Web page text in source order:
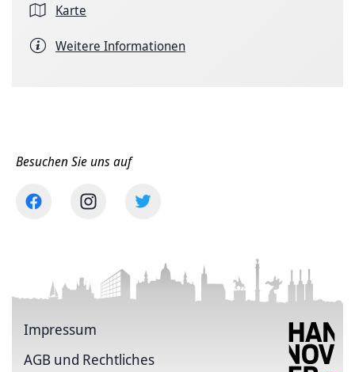
Karte
Weitere Informationen
Besuchen Sie uns auf
Impressum
AGB und Rechtliches